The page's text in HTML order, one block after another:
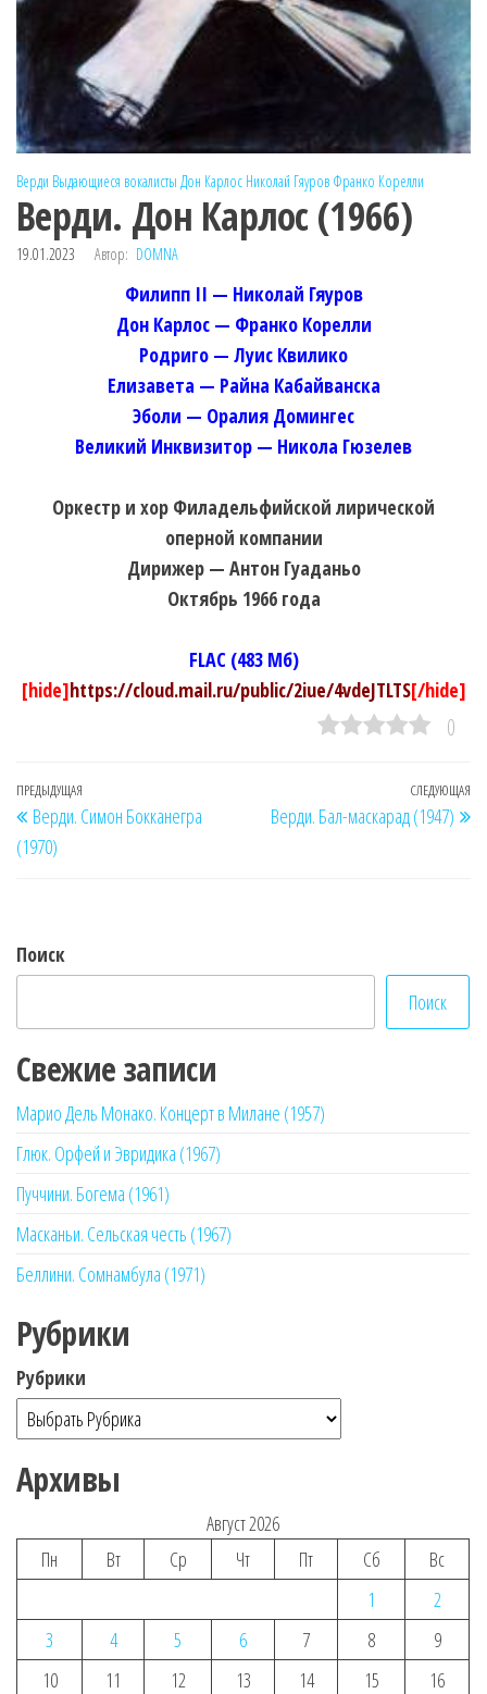
Верди Выдающиеся вокалисты Дон Карлос Николай Гяуров Франко Корелли
Верди. Дон Карлос (1966)
19.01.2023 Автор: DOMNA
Филипп II — Николай Гяуров
Дон Карлос — Франко Корелли
Родриго — Луис Квилико
Елизавета — Райна Кабайванска
Эболи — Оралия Домингес
Великий Инквизитор — Никола Гюзелев
Оркестр и хор Филадельфийской лирической
оперной компании
Дирижер — Антон Гуаданьо
Октябрь 1966 года
FLAC (483 Мб)
[hide]https://cloud.mail.ru/public/2iue/4vdeJTLTS[/hide]
0
Навигация
по
записям
Предыдущая
запись
ПРЕДЫДУЩАЯ
Верди. Симон Бокканегра
(1970)
СЛЕДУЮЩАЯ
Верди. Бал-маскарад (1947)
Поиск
Поиск
Свежие записи
Марио Дель Монако. Концерт в Милане (1957)
Глюк. Орфей и Эвридика (1967)
Пуччини. Богема (1961)
Масканьи. Сельская честь (1967)
Беллини. Сомнамбула (1971)
Рубрики
Рубрики
Архивы
Август 2026
Пн
Вт Ср Чт Пт Сб
Вс
1
2
3
4 5 6 7 8
9
10
11 12 13 14 15
16